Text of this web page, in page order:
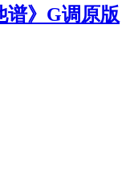
谱》G调原版